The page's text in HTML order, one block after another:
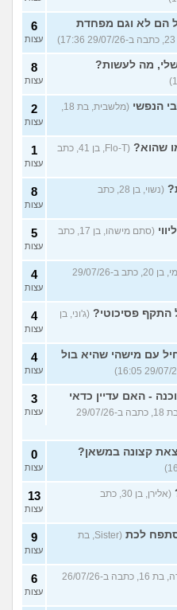
הם לא וגם מפחדת
6
עצות
מה לעשות? 8
עצות
הנפשי
(מלשבית, בת 18,
2
עצות
שהוא?
(Flo-T, בן 41, כתב
1
עצות
(נשוי, בן 28, כתב
8
עצות
(סתם מישהו, בן 17, כתב
5
עצות
(אנונימי, בן 20, כתב ב-29/07/26
4
עצות
פסיכוטי? (ג'וני, בן
4
עצות
עם מישהי שהיא בול
4
עצות
- האם עדיין כדאי
(אסראא, בת 18, כתבה ב-29/07/26
3
עצות
קצונה במשאן? 0
עצות
(אלירן, בן 30, כתב
13
עצות
לכת
(Sister, בת
9
עצות
(נערה, בת 16, כתבה ב-26/07/26
6
עצות